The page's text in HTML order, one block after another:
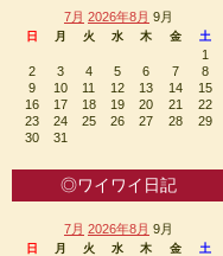
7月 2026年8月 9月
日 月 火 水 木 金 土
1
2
3 4 5 6 7
8
9
10 11 12 13 14
15
16
17 18 19 20 21
22
23
24 25 26 27 28
29
30
31
◎ワイワイ日記
7月 2026年8月 9月
日 月 火 水 木 金 土